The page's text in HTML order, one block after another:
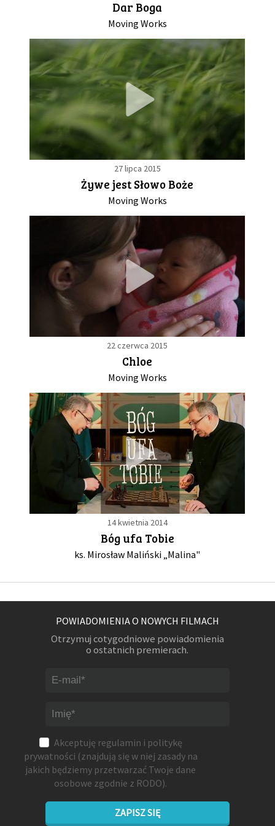
DRUŻYNA
WESPRZYJ NAS
PARTNERZY
NEWSLETTER
DLA MEDIÓW
KONTAKT
Dar Boga
Moving Works
27 lipca 2015
Żywe jest Słowo Boże
Moving Works
22 czerwca 2015
Chloe
Moving Works
14 kwietnia 2014
Bóg ufa Tobie
ks. Mirosław Maliński „Malina"
POWIADOMIENIA O NOWYCH FILMACH
Otrzymuj cotygodniowe powiadomienia
o ostatnich premierach.
Akceptuję regulamin i politykę
prywatności (znajdują się w niej zasady na
jakich będziemy przetwarzać Twoje dane
osobowe zgodnie z RODO).
ZAPISZ SIĘ